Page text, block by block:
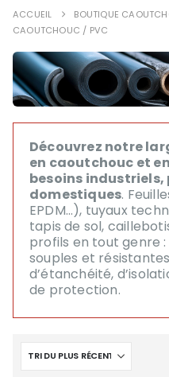
ACCUEIL
BOUTIQUE
CAOUTCHOUC / PVC
Découvrez notre
en caoutchouc et
besoins industriels,
domestiques.
EPDM…), tuyaux
tapis de sol,
profils en tout genre
souples et
d’étanchéité,
de protection.